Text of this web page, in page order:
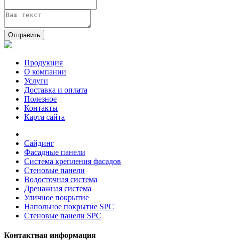
Отправить
Продукция
О компании
Услуги
Доставка и оплата
Полезное
Контакты
Карта сайта
Сайдинг
Фасадные панели
Система крепления фасадов
Стеновые панели
Водосточная система
Дренажная система
Уличное покрытие
Напольное покрытие SPC
Стеновые панели SPC
Контактная информация